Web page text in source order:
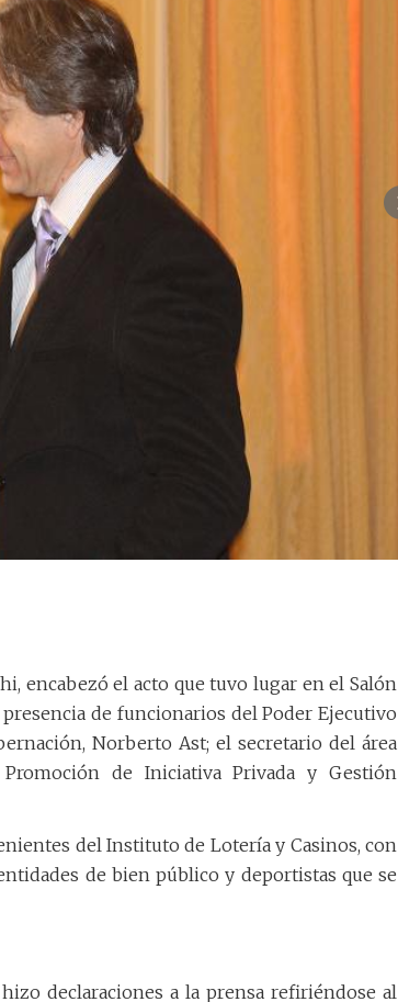
encabezó el acto que tuvo lugar en el Salón
de funcionarios del Poder Ejecutivo
Norberto Ast; el secretario del área
de Iniciativa Privada y Gestión
del Instituto de Lotería y Casinos, con
de bien público y deportistas que se
declaraciones a la prensa refiriéndose al